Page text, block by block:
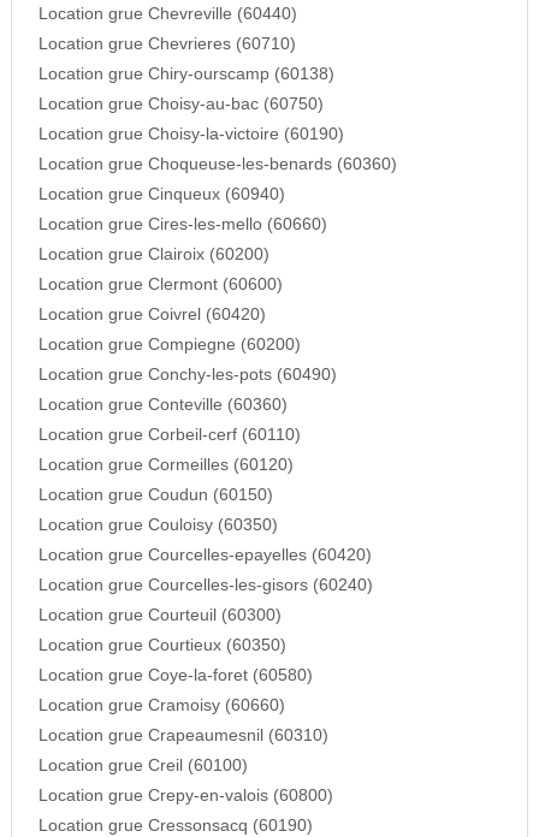
Location grue Chevreville (60440)
Location grue Chevrieres (60710)
Location grue Chiry-ourscamp (60138)
Location grue Choisy-au-bac (60750)
Location grue Choisy-la-victoire (60190)
Location grue Choqueuse-les-benards (60360)
Location grue Cinqueux (60940)
Location grue Cires-les-mello (60660)
Location grue Clairoix (60200)
Location grue Clermont (60600)
Location grue Coivrel (60420)
Location grue Compiegne (60200)
Location grue Conchy-les-pots (60490)
Location grue Conteville (60360)
Location grue Corbeil-cerf (60110)
Location grue Cormeilles (60120)
Location grue Coudun (60150)
Location grue Couloisy (60350)
Location grue Courcelles-epayelles (60420)
Location grue Courcelles-les-gisors (60240)
Location grue Courteuil (60300)
Location grue Courtieux (60350)
Location grue Coye-la-foret (60580)
Location grue Cramoisy (60660)
Location grue Crapeaumesnil (60310)
Location grue Creil (60100)
Location grue Crepy-en-valois (60800)
Location grue Cressonsacq (60190)